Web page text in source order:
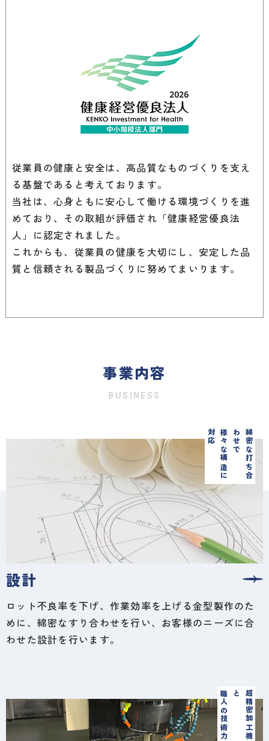
従業員の健康と安全は、高品質なものづくりを支え
る基盤であると考えております。
当社は、心身ともに安心して働ける環境づくりを進
めており、その取組が評価され 「健康経営優良法
人」に認定されました。
これからも、従業員の健康を大切にし、安定した品
質と信頼される製品づくりに 努めてまいります。
事業内容
BUSINESS
綿
密
な
打
ち
合
わ
せ
で
様
々
な
構
造
に
対
応
設計
ロット不良率を下げ、作業効率を上げる金型製作のた
めに、綿密なすり合わせを行い、お客様のニーズに合
わせた設計を行います。
超
精
密
加
工
機
と
職人の技術力